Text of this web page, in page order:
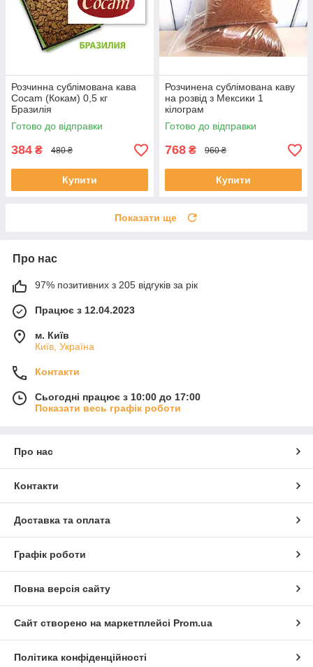
Розчинна сублімована кава
Cocam (Кокам) 0,5 кг
Бразилія
Готово до відправки
384 ₴ 480 ₴
Купити
Розчинена сублімована каву
на розвід з Мексики 1
кілограм
Готово до відправки
768 ₴ 960 ₴
Купити
Показати ще
Про нас
97% позитивних з 205 відгуків за рік
Працює з 12.04.2023
м. Київ
Київ, Україна
Контакти
Сьогодні працює з 10:00 до 17:00
Показати весь графік роботи
Про нас
Контакти
Доставка та оплата
Графік роботи
Повна версія сайту
Сайт створено на маркетплейсі Prom.ua
Політика конфіденційності